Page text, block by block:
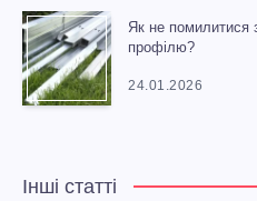
Як не помилитися
профілю?
24.01.2026
Інші статті